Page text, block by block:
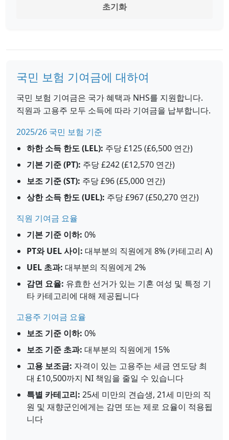
초기화
국민 보험 기여금에 대하여
국민 보험 기여금은 국가 혜택과 NHS를 지원합니다.
직원과 고용주 모두 소득에 따라 기여금을 납부합니다.
2025/26 국민 보험 기준
하한 소득 한도 (LEL): 주당 £125 (£6,500 연간)
기본 기준 (PT): 주당 £242 (£12,570 연간)
보조 기준 (ST): 주당 £96 (£5,000 연간)
상한 소득 한도 (UEL): 주당 £967 (£50,270 연간)
직원 기여금 요율
기본 기준 이하: 0%
PT와 UEL 사이: 대부분의 직원에게 8% (카테고리 A)
UEL 초과: 대부분의 직원에게 2%
감면 요율: 유효한 선거가 있는 기혼 여성 및 특정 기
타 카테고리에 대해 제공됩니다
고용주 기여금 요율
보조 기준 이하: 0%
보조 기준 초과: 대부분의 직원에게 15%
고용 보조금: 자격이 있는 고용주는 세금 연도당 최
대 £10,500까지 NI 책임을 줄일 수 있습니다
특별 카테고리: 25세 미만의 견습생, 21세 미만의 직
원 및 재향군인에게는 감면 또는 제로 요율이 적용됩
니다